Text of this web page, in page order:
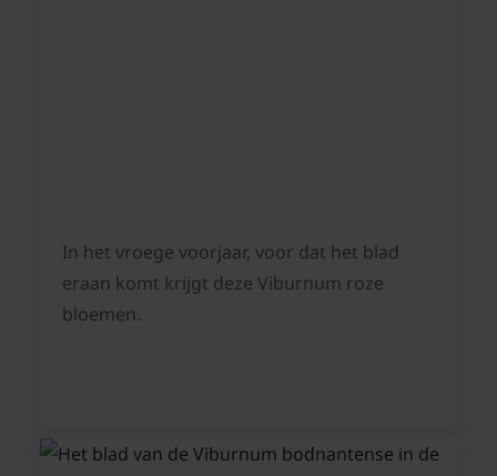
In het vroege voorjaar, voor dat het blad
eraan komt krijgt deze Viburnum roze
bloemen.